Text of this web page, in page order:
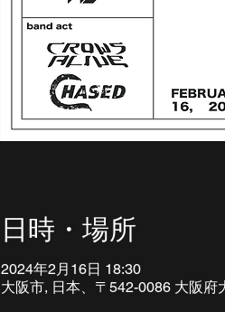
日時・場所
2024年2月16日 18:30
大阪市, 日本、〒542-0086 大阪